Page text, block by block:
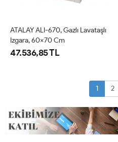
ATALAY ALI-670, Gazlı Lavataşlı
Izgara, 60x70 Cm
47.536,85 TL
1 2